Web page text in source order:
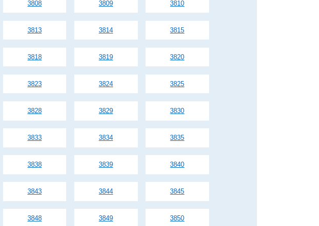
3808 3809 3810
3813 3814 3815
3818 3819 3820
3823 3824 3825
3828 3829 3830
3833 3834 3835
3838 3839 3840
3843 3844 3845
3848 3849 3850